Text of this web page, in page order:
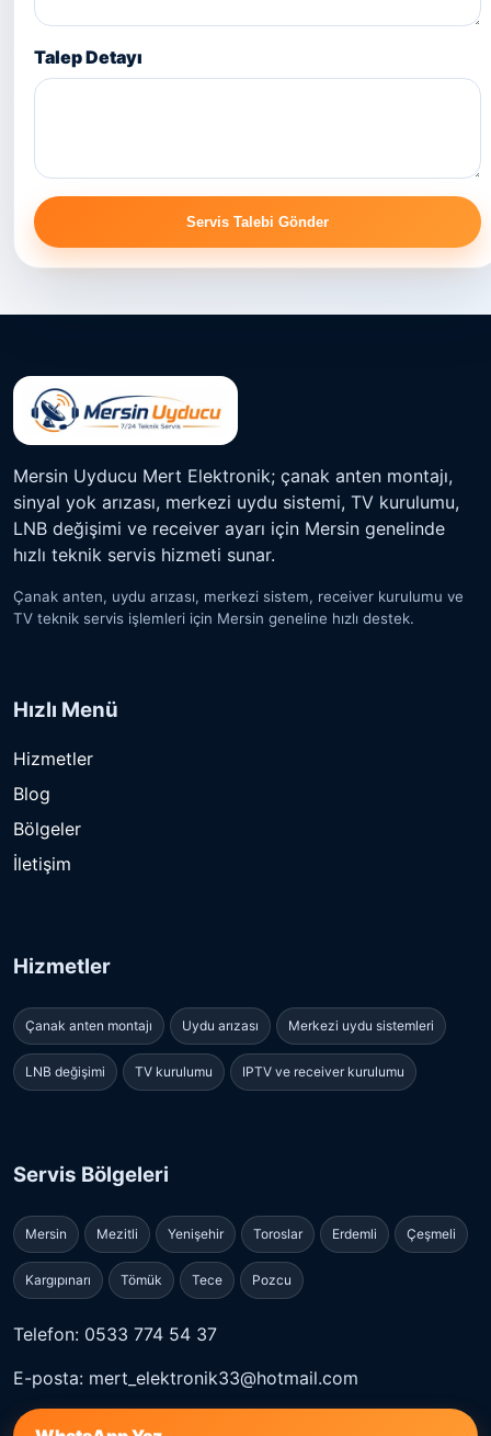
Talep Detayı
Servis Talebi Gönder
Mersin Uyducu Mert Elektronik; çanak anten montajı,
sinyal yok arızası, merkezi uydu sistemi, TV kurulumu,
LNB değişimi ve receiver ayarı için Mersin genelinde
hızlı teknik servis hizmeti sunar.
Çanak anten, uydu arızası, merkezi sistem, receiver kurulumu ve
TV teknik servis işlemleri için Mersin geneline hızlı destek.
Hızlı Menü
Hizmetler
Blog
Bölgeler
İletişim
Hizmetler
Çanak anten montajı Uydu arızası Merkezi uydu sistemleri
LNB değişimi TV kurulumu IPTV ve receiver kurulumu
Servis Bölgeleri
Mersin Mezitli Yenişehir Toroslar Erdemli Çeşmeli
Kargıpınarı Tömük Tece Pozcu
Telefon: 0533 774 54 37
E-posta: mert_elektronik33@hotmail.com